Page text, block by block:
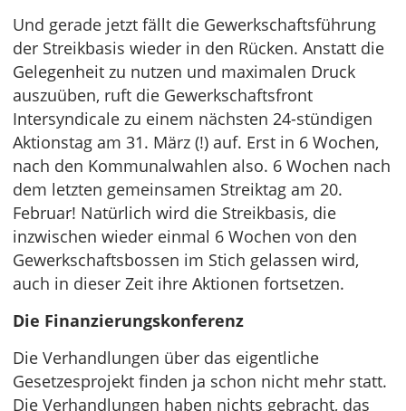
Und gerade jetzt fällt die Gewerkschaftsführung
der Streikbasis wieder in den Rücken. Anstatt die
Gelegenheit zu nutzen und maximalen Druck
auszuüben, ruft die Gewerkschaftsfront
Intersyndicale zu einem nächsten 24-stündigen
Aktionstag am 31. März (!) auf. Erst in 6 Wochen,
nach den Kommunalwahlen also. 6 Wochen nach
dem letzten gemeinsamen Streiktag am 20.
Februar! Natürlich wird die Streikbasis, die
inzwischen wieder einmal 6 Wochen von den
Gewerkschaftsbossen im Stich gelassen wird,
auch in dieser Zeit ihre Aktionen fortsetzen.
Die Finanzierungskonferenz
Die Verhandlungen über das eigentliche
Gesetzesprojekt finden ja schon nicht mehr statt.
Die Verhandlungen haben nichts gebracht, das